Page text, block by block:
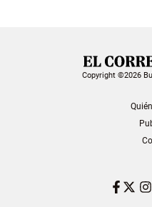
Copyright ©2026